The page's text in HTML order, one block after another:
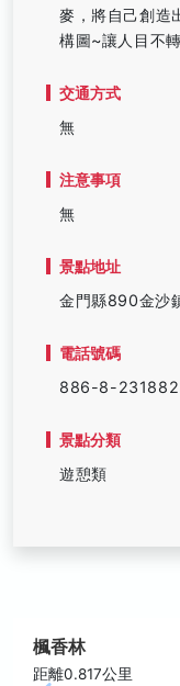
麥，將自己創造
構圖~讓人目不
交通方式
無
注意事項
無
景點地址
金門縣890金沙
電話號碼
886-8-
景點分類
遊憩類
楓香林
距離0.817公里